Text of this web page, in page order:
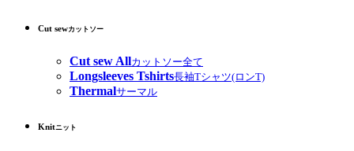
Cut sewカットソー
Cut sew Allカットソー全て
Longsleeves Tshirts長袖Tシャツ(ロンT)
Thermalサーマル
Knitニット